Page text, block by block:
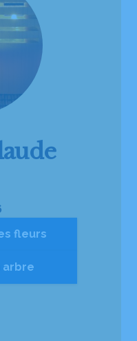
fleurs
arbre